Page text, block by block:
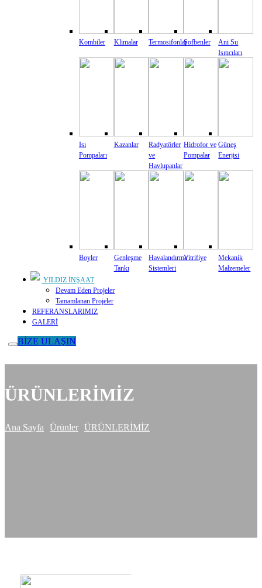
Kombiler Klimalar TermosifonlarŞofbenler
Ani Su
Isıtıcıları
Isı
Pompaları
Kazanlar
Radyatörler
ve
Havlupanlar
Hidrofor ve
Pompalar
Güneş
Enerjisi
Boyler
Genleşme
Tankı
Havalandırma
Sistemleri
Vitrifiye
Mekanik
Malzemeler
YILDIZ İNŞAAT
Devam Eden Projeler
Tamamlanan Projeler
REFERANSLARIMIZ
GALERİ
BİZE ULAŞIN
ÜRÜNLERİMİZ
Ana Sayfa Ürünler ÜRÜNLERİMİZ